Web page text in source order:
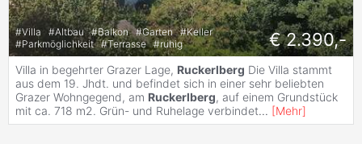
#Villa #Altbau #Balkon #Garten #Keller
#Parkmöglichkeit #Terrasse #ruhig € 2.390,-
Villa in begehrter Grazer Lage, Ruckerlberg Die Villa stammt
aus dem 19. Jhdt. und befindet sich in einer sehr beliebten
Grazer Wohngegend, am Ruckerlberg, auf einem Grundstück
mit ca. 718 m2. Grün- und Ruhelage verbindet... [Mehr]